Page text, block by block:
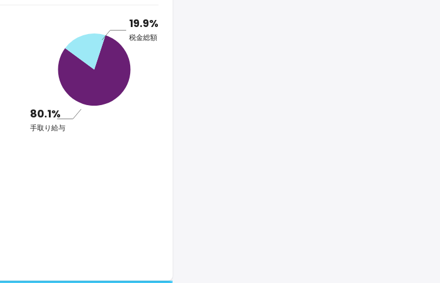
19.9%
税金総額
80.1%
手取り給与